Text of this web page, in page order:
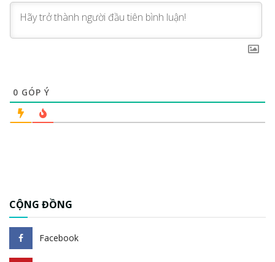
0 GÓP Ý
CỘNG ĐỒNG
Facebook